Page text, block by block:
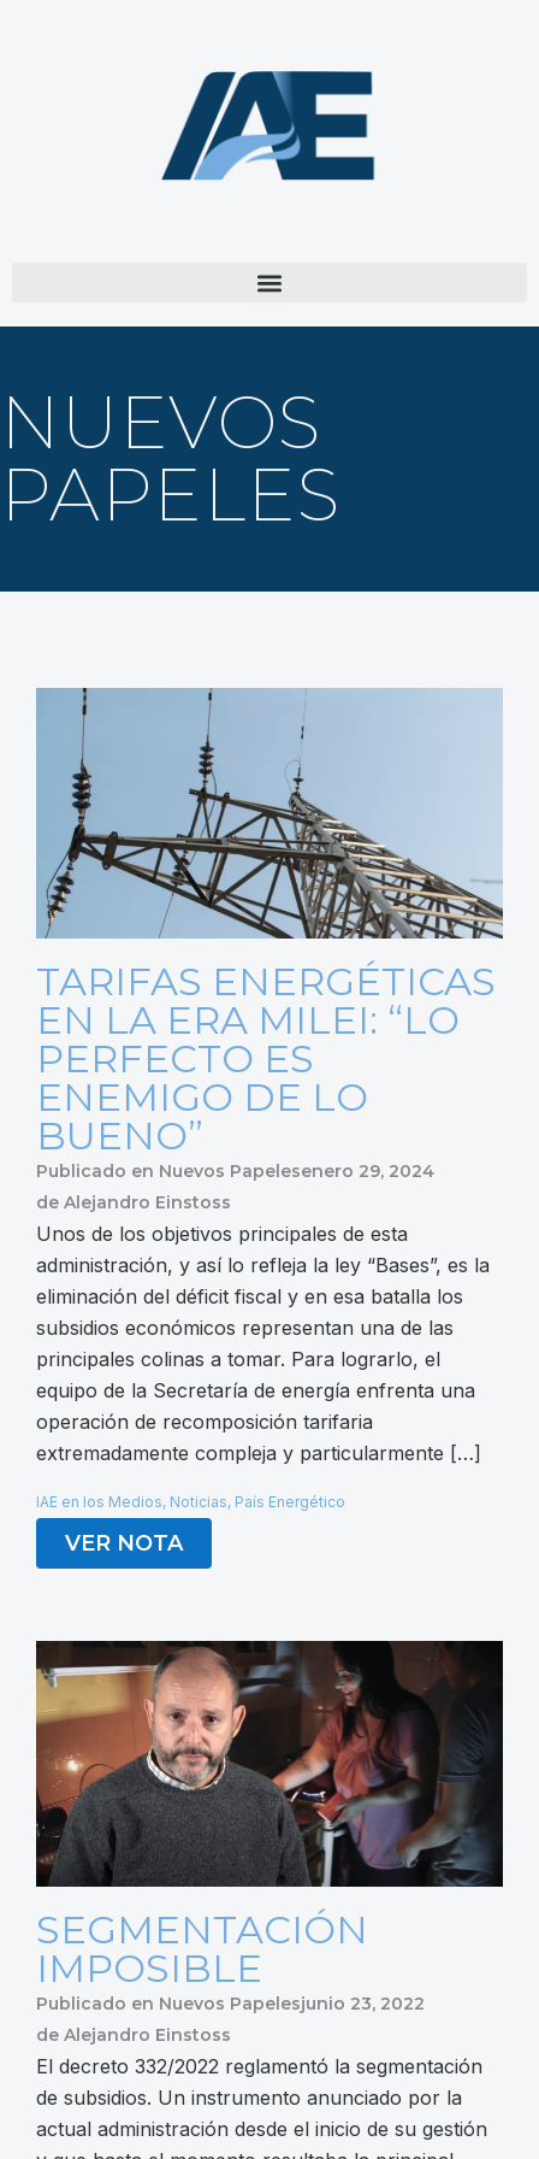
NUEVOS
PAPELES
TARIFAS ENERGÉTICAS
EN LA ERA MILEI: “LO
PERFECTO ES
ENEMIGO DE LO
BUENO”
Publicado en Nuevos Papelesenero 29, 2024
de Alejandro Einstoss
Unos de los objetivos principales de esta
administración, y así lo refleja la ley “Bases”, es la
eliminación del déficit fiscal y en esa batalla los
subsidios económicos representan una de las
principales colinas a tomar. Para lograrlo, el
equipo de la Secretaría de energía enfrenta una
operación de recomposición tarifaria
extremadamente compleja y particularmente […]
IAE en los Medios, Noticias, País Energético
VER NOTA
SEGMENTACIÓN
IMPOSIBLE
Publicado en Nuevos Papelesjunio 23, 2022
de Alejandro Einstoss
El decreto 332/2022 reglamentó la segmentación
de subsidios. Un instrumento anunciado por la
actual administración desde el inicio de su gestión